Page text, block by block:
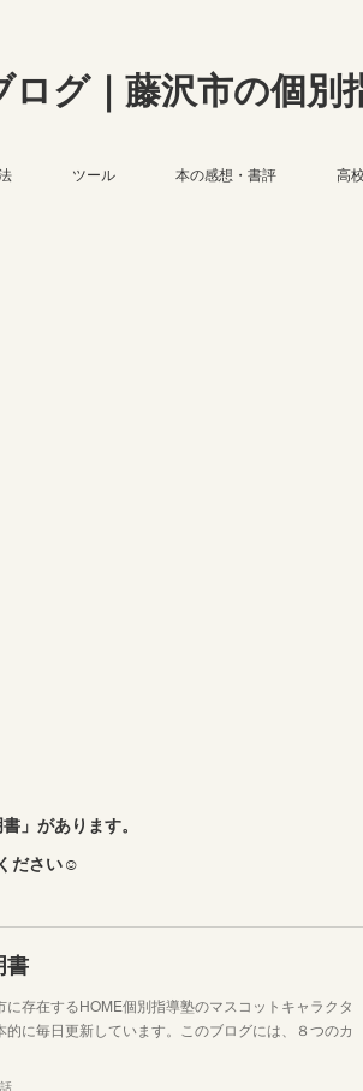
ログ｜藤沢市の個別
ツール 本の感想・書評 高
」があります。
ださい☺︎
書
に存在するHOME個別指導塾のマスコットキャラクタ
に毎日更新しています。このブログには、８つのカ